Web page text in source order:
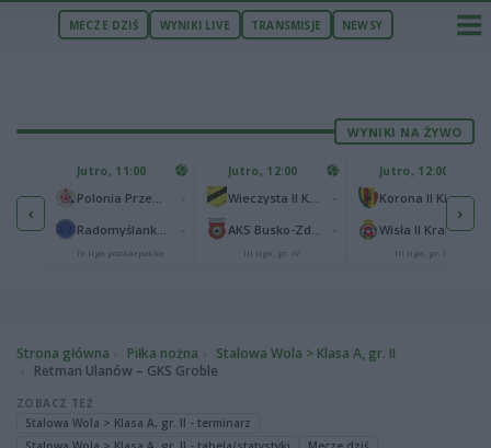
MECZE DZIŚ WYNIKI LIVE TRANSMISJE NEWSY
WYNIKI NA ŻYWO
‹
1
1
Jutro, 11:00
IV liga podkarpacka
Jutro, 12:00
III liga, gr. IV
Jutro, 12:00
Korona II Kielce
Wisła II Kraków
III liga, gr. IV
›
Strona główna Piłka nożna
Stalowa Wola > Klasa A, gr. II
Retman Ulanów – GKS Groble
ZOBACZ TEŻ
Stalowa Wola > Klasa A, gr. II - terminarz